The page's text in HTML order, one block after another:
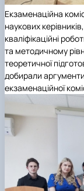
Екзаменаційна
наукових
кваліфікаційні
та методичному
теоретичної
добирали аргументи
екзаменаційної